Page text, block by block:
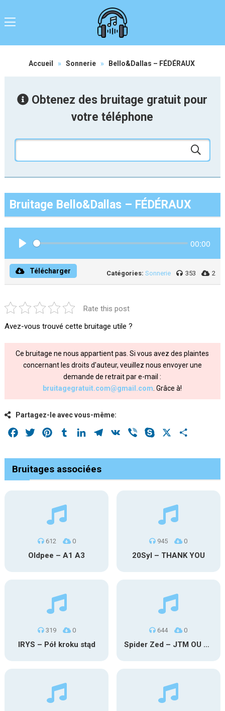
Accueil » Sonnerie » Bello&Dallas – FÉDÉRAUX
Obtenez des bruitage gratuit pour
votre téléphone
Bruitage Bello&Dallas – FÉDÉRAUX
00:00
Télécharger Catégories: Sonnerie 353 2
Rate this post
Avez-vous trouvé cette bruitage utile ?
Ce bruitage ne nous appartient pas. Si vous avez des plaintes
concernant les droits d'auteur, veuillez nous envoyer une
demande de retrait par e-mail :
bruitagegratuit.com@gmail.com . Grâce à!
Partagez-le avec vous-même:
Facebook
Twitter PinterestTumblrLinkedInTelegram
VK Viber Skype
Bruitages associées
612 0
Oldpee – A1 A3
945 0
20Syl – THANK YOU
319 0
IRYS – Pół kroku stąd
644 0
Spider Zed – JTM OU TG